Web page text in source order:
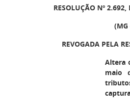
RESOLUÇÃO Nº
(MG
REVOGADA PELA
Altera
maio